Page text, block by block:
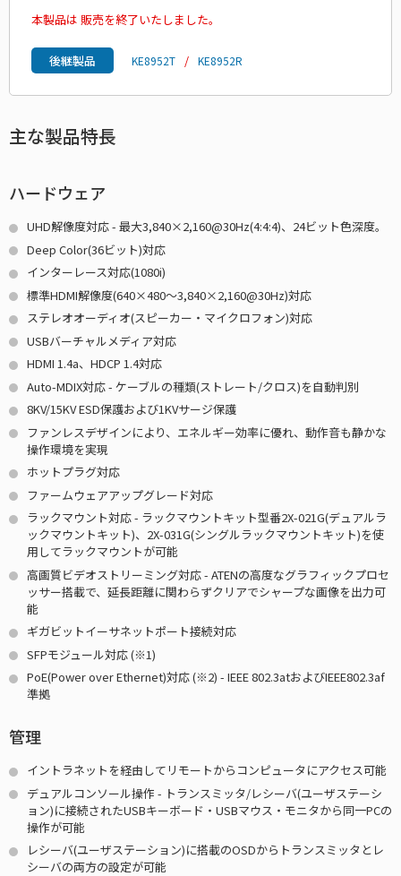
本製品は 販売を終了いたしました。
後継製品 KE8952T KE8952R
主な製品特長
ハードウェア
UHD解像度対応 - 最大3,840×2,160@30Hz(4:4:4)、24ビット色深度。
Deep Color(36ビット)対応
インターレース対応(1080i)
標準HDMI解像度(640×480～3,840×2,160@30Hz)対応
ステレオオーディオ(スピーカー・マイクロフォン)対応
USBバーチャルメディア対応
HDMI 1.4a、HDCP 1.4対応
Auto-MDIX対応 - ケーブルの種類(ストレート/クロス)を自動判別
8KV/15KV ESD保護および1KVサージ保護
ファンレスデザインにより、エネルギー効率に優れ、動作音も静かな
操作環境を実現
ホットプラグ対応
ファームウェアアップグレード対応
ラックマウント対応 - ラックマウントキット型番2X-021G(デュアルラ
ックマウントキット)、2X-031G(シングルラックマウントキット)を使
用してラックマウントが可能
高画質ビデオストリーミング対応 - ATENの高度なグラフィックプロセ
ッサー搭載で、延長距離に関わらずクリアでシャープな画像を出力可
能
ギガビットイーサネットポート接続対応
SFPモジュール対応(※1)
PoE(Power over Ethernet)対応(※2) - IEEE 802.3atおよびIEEE802.3af
準拠
管理
イントラネットを経由してリモートからコンピュータにアクセス可能
デュアルコンソール操作 - トランスミッタ/レシーバ(ユーザステーシ
ョン)に接続されたUSBキーボード・USBマウス・モニタから同一PCの
操作が可能
レシーバ(ユーザステーション)に搭載のOSDからトランスミッタとレ
シーバの両方の設定が可能